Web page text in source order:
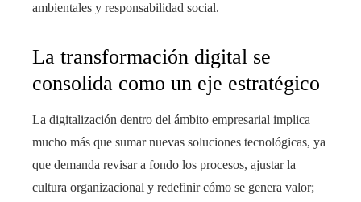
ambientales y responsabilidad social.
La transformación digital se
consolida como un eje estratégico
La digitalización dentro del ámbito empresarial implica
mucho más que sumar nuevas soluciones tecnológicas, ya
que demanda revisar a fondo los procesos, ajustar la
cultura organizacional y redefinir cómo se genera valor;